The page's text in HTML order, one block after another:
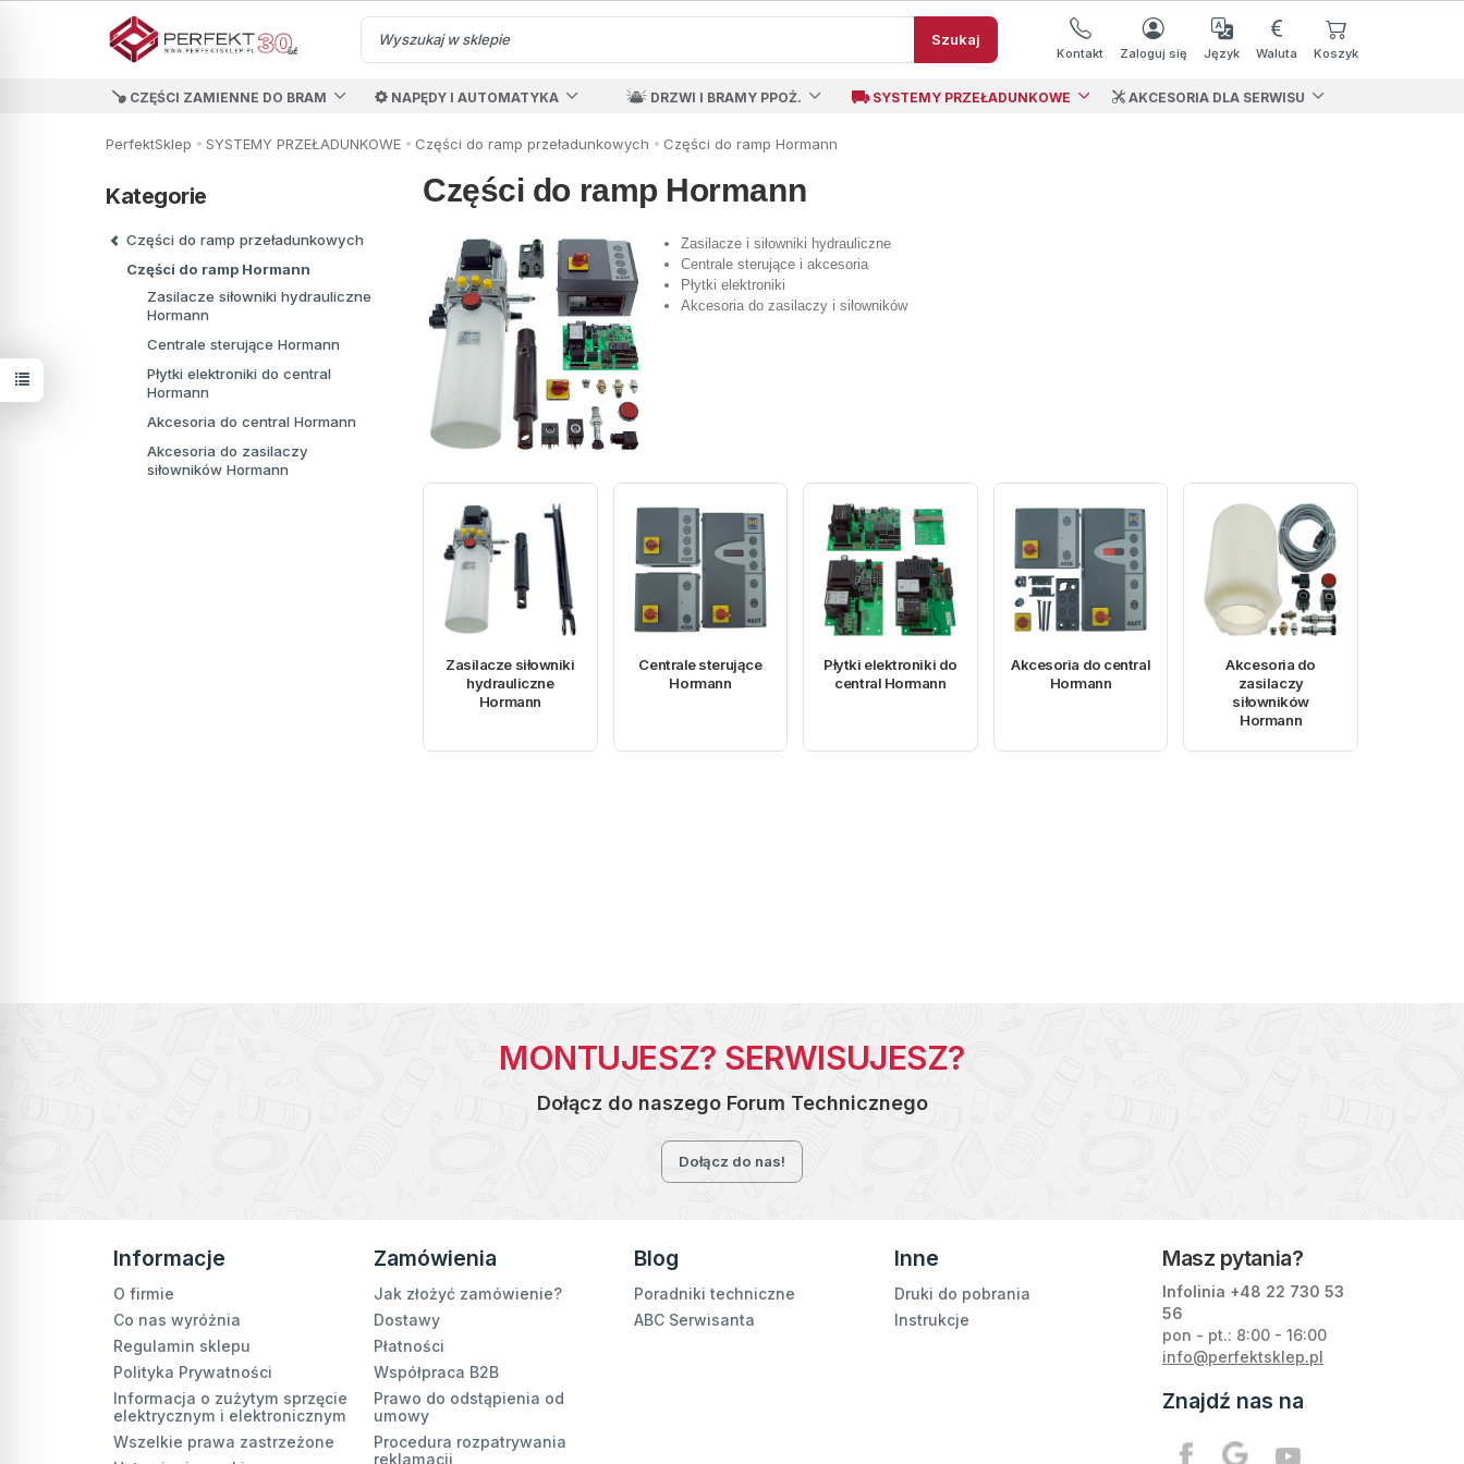
Szukaj
Kontakt Zaloguj się Język Waluta Koszyk
CZĘŚCI ZAMIENNE DO BRAM NAPĘDY I AUTOMATYKA DRZWI I BRAMY PPOŻ. SYSTEMY PRZEŁADUNKOWE AKCESORIA DLA SERWISU
PerfektSklep SYSTEMY PRZEŁADUNKOWE Części do ramp przeładunkowych Części do ramp Hormann
Części do ramp Hormann
Zasilacze i siłowniki hydrauliczne
Centrale sterujące i akcesoria
Płytki elektroniki
Akcesoria do zasilaczy i siłowników
Zasilacze siłowniki
hydrauliczne
Hormann
Centrale sterujące
Hormann
Płytki elektroniki do
central Hormann
Akcesoria do central
Hormann
Akcesoria do
zasilaczy
siłowników
Hormann
Kategorie
Części do ramp przeładunkowych
Części do ramp Hormann
Zasilacze siłowniki hydrauliczne
Hormann
Centrale sterujące Hormann
Płytki elektroniki do central
Hormann
Akcesoria do central Hormann
Akcesoria do zasilaczy
siłowników Hormann
MONTUJESZ? SERWISUJESZ?
Dołącz do naszego Forum Technicznego
Dołącz do nas!
Informacje
O firmie
Co nas wyróżnia
Regulamin sklepu
Polityka Prywatności
Informacja o zużytym sprzęcie
elektrycznym i elektronicznym
Wszelkie prawa zastrzeżone
Zamówienia
Jak złożyć zamówienie?
Dostawy
Płatności
Współpraca B2B
Prawo do odstąpienia od
umowy
Procedura rozpatrywania
reklamacji
Blog
Poradniki techniczne
ABC Serwisanta
Inne
Druki do pobrania
Instrukcje
Masz pytania?
Infolinia +48 22 730 53
56
pon - pt.: 8:00 - 16:00
info@perfektsklep.pl
Znajdź nas na